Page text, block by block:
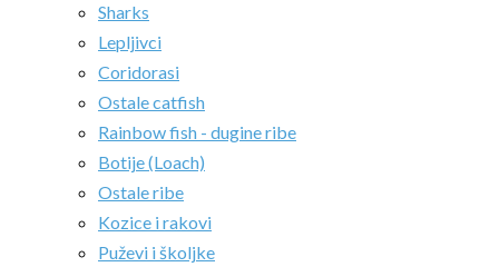
Sharks
Lepljivci
Coridorasi
Ostale catfish
Rainbow fish - dugine ribe
Botije (Loach)
Ostale ribe
Kozice i rakovi
Puževi i školjke